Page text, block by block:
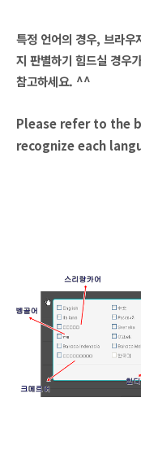
특정 언어의 경우, 브라우
지 판별하기 힘드실 경우
참고하세요. ^^
Please refer to the
recognize each